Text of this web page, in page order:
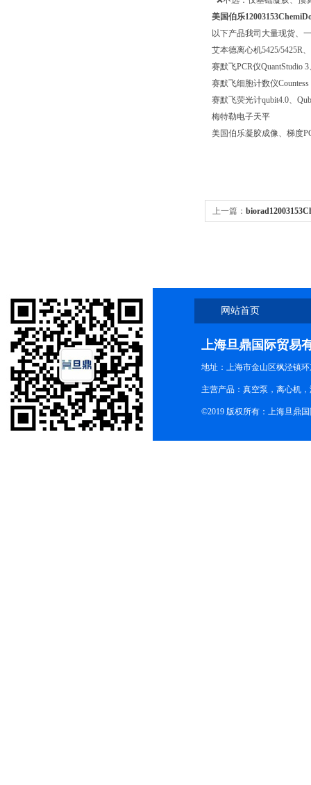
美国伯乐
以下产品我司大量现货、
艾本德离心机5425/5425R
赛默飞PCR仪QuantStudio
赛默飞细胞计数仪Countess
赛默飞荧光计qubit4.0、
梅特勒电子天平
美国伯乐凝胶成像、梯度
上一篇：
网站首页
上海旦鼎国际贸易
地址：上海市金山区枫泾镇
主营产品：真空泵，离心机
©2019 版权所有：上海旦鼎